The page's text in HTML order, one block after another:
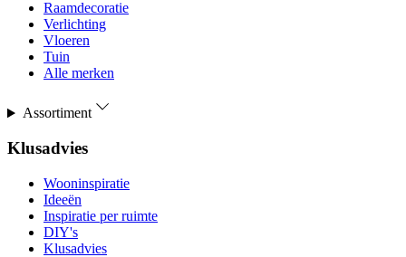
Raamdecoratie
Verlichting
Vloeren
Tuin
Alle merken
Assortiment
Klusadvies
Wooninspiratie
Ideeën
Inspiratie per ruimte
DIY's
Klusadvies